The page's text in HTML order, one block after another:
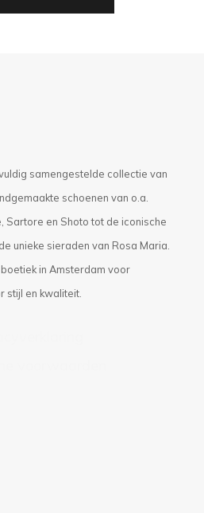
samengestelde collectie van
schoenen van o.a.
Sartore en Shoto tot de iconische
unieke sieraden van Rosa Maria.
in Amsterdam voor
stijl en kwaliteit.